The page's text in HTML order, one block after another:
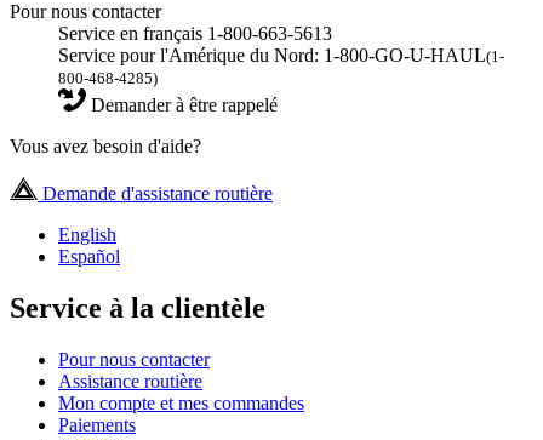
Pour nous contacter
Service en français 1-800-663-5613
Service pour l'Amérique du Nord: 1-800-GO-U-HAUL(1-
800-468-4285)
Demander à être rappelé
Vous avez besoin d'aide?
Demande d'assistance routière
English
Español
Service à la clientèle
Pour nous contacter
Assistance routière
Mon compte et mes commandes
Paiements